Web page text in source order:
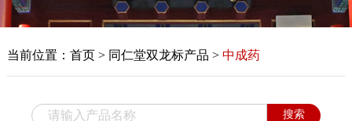
党建
人才
当前位置： 首页> 同仁堂双龙标产品 > 中成药
搜索